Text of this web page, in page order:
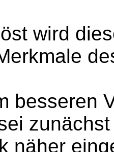
wird
besseren
näher